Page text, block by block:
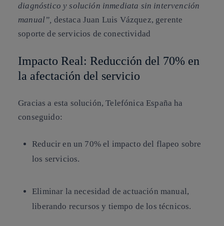
diagnóstico y solución inmediata sin intervención
manual”, destaca Juan Luis Vázquez, gerente
soporte de servicios de conectividad
Impacto Real: Reducción del 70% en
la afectación del servicio
Gracias a esta solución, Telefónica España ha
conseguido:
Reducir en un 70% el impacto del flapeo sobre
los servicios.
Eliminar la necesidad de actuación manual,
liberando recursos y tiempo de los técnicos.